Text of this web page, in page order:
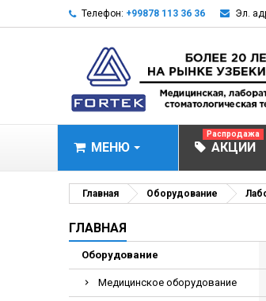
Телефон: +99878 113 36 36 Эл.
МЕНЮ АКЦИИ
Распродажа
Главная Оборудование
ГЛАВНАЯ
Оборудование
Медицинское оборудование